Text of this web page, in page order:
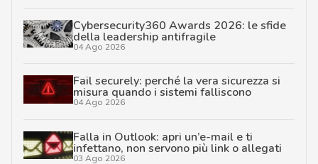
Cybersecurity360 Awards 2026: le sfide
della leadership antifragile
04 Ago 2026
Fail securely: perché la vera sicurezza si
misura quando i sistemi falliscono
04 Ago 2026
Falla in Outlook: apri un’e-mail e ti
infettano, non servono più link o allegati
03 Ago 2026